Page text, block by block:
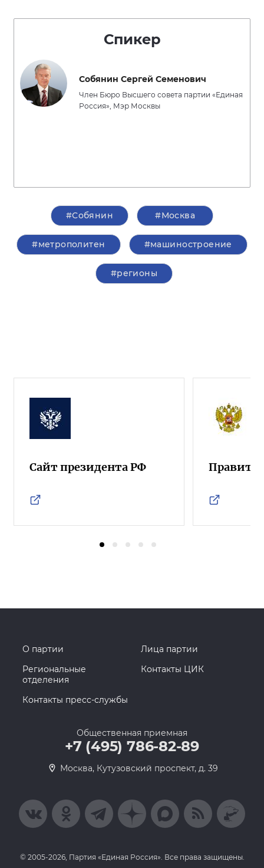
Спикер
Собянин Сергей Семенович
Член Бюро Высшего совета партии «Единая
Россия», Мэр Москвы
#Собянин #Москва
#метрополитен #машиностроение
#регионы
Сайт президента РФ
О партии
Лица партии
Региональные
отделения
Контакты ЦИК
Контакты пресс-службы
Общественная приемная
+7 (495) 786-82-89
Москва, Кутузовский проспект, д. 39
© 2005-2026, Партия «Единая Россия». Все права защищены.